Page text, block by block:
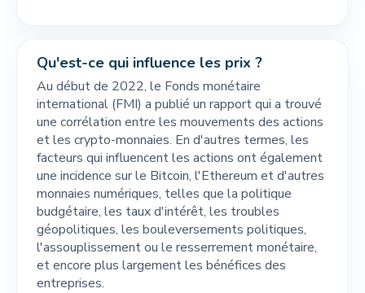
Qu'est-ce qui influence les prix ?
Au début de 2022, le Fonds monétaire
international (FMI) a publié un rapport qui a trouvé
une corrélation entre les mouvements des actions
et les crypto-monnaies. En d'autres termes, les
facteurs qui influencent les actions ont également
une incidence sur le Bitcoin, l'Ethereum et d'autres
monnaies numériques, telles que la politique
budgétaire, les taux d'intérêt, les troubles
géopolitiques, les bouleversements politiques,
l'assouplissement ou le resserrement monétaire,
et encore plus largement les bénéfices des
entreprises.